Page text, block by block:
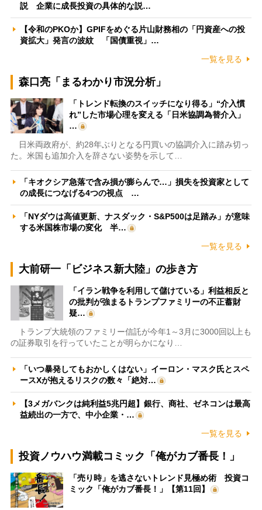
説 企業に成長投資の具体的な説…
【令和のPKOか】GPIFをめぐる片山財務相の「円資産への投
資拡大」発言の波紋 「国債重視」…
一覧を見る
森口亮「まるわかり市況分析」
「トレンド転換のスイッチになり得る」“介入慣
れ”した市場心理を変える「日米協調為替介入」
…
日米両政府が、約28年ぶりとなる円買いの協調介入に踏み切っ
た。米国も追加介入を辞さない姿勢を示して…
「キオクシア急落で含み損が膨らんで…」損失を投資家として
の成長につなげる4つの視点 …
「NYダウは高値更新、ナスダック・S&P500は足踏み」が意味
する米国株市場の変化 半…
一覧を見る
大前研一「ビジネス新大陸」の歩き方
「イラン戦争を利用して儲けている」利益相反と
の批判が強まるトランプファミリーの不正蓄財
疑…
トランプ大統領のファミリー信託が今年1～3月に3000回以上も
の証券取引を行っていたことが明らかになり…
「いつ暴発してもおかしくはない」イーロン・マスク氏とスペ
ースXが抱えるリスクの数々「絶対…
【3メガバンクは純利益5兆円超】銀行、商社、ゼネコンは最高
益続出の一方で、中小企業・…
一覧を見る
投資ノウハウ満載コミック「俺がカブ番長！」
「売り時」を逃さないトレンド見極め術 投資コ
ミック「俺がカブ番長！」【第11回】